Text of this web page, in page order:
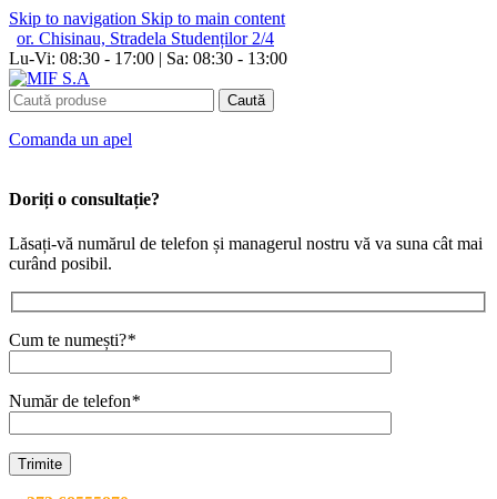
Skip to navigation Skip to main content
or. Chisinau, Stradela Studenților 2/4
Lu-Vi: 08:30 - 17:00 | Sa: 08:30 - 13:00
Caută
Сomanda un apel
Doriți o consultație?
Lăsați-vă numărul de telefon și managerul nostru vă va suna cât mai
curând posibil.
Cum te numești?*
Număr de telefon*